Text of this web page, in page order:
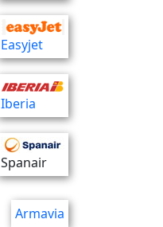
Easyjet
Iberia
Spanair
Armavia